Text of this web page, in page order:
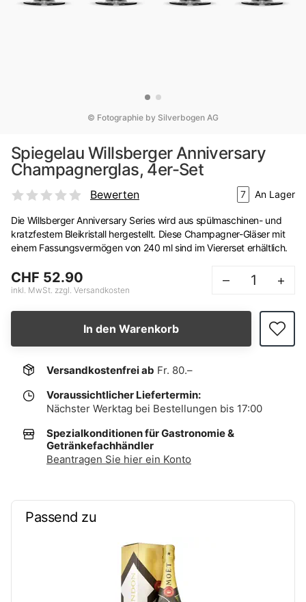
© Fotographie by Silverbogen AG
Spiegelau Willsberger Anniversary
Champagnerglas, 4er-Set
Bewerten 7 An Lager
Die Willsberger Anniversary Series wird aus spülmaschinen- und
kratzfestem Bleikristall hergestellt. Diese Champagner-Gläser mit
einem Fassungsvermögen von 240 ml sind im Viererset erhältlich.
CHF 52.90
inkl. MwSt. zzgl. Versandkosten
– +
In den Warenkorb
Versandkostenfrei ab Fr. 80.–
Voraussichtlicher Liefertermin:
Nächster Werktag bei Bestellungen bis 17:00
Spezialkonditionen für Gastronomie &
Getränkefachhändler
Beantragen Sie hier ein Konto
Passend zu